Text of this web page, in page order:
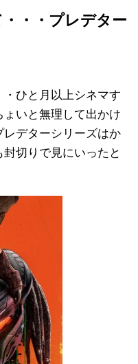
・・プレデター
ひと月以上シネマす
いと無理して出かけ
デターシリーズはか
切りで見にいったと